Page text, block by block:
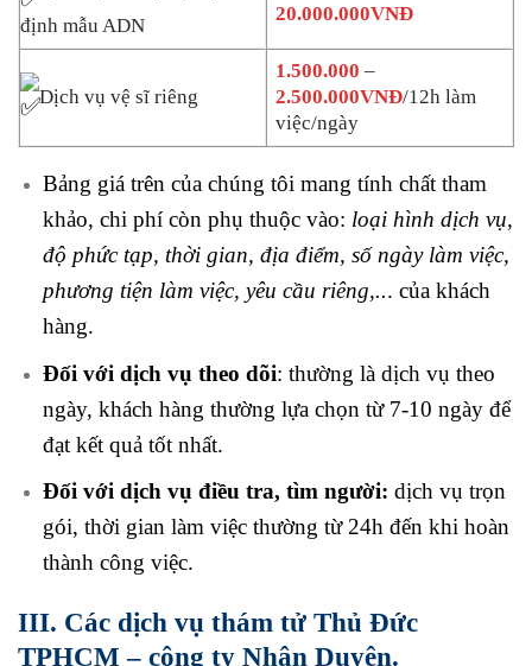
định mẫu ADN
20.000.000VNĐ
Dịch vụ vệ sĩ riêng
1.500.000 –
2.500.000VNĐ/12h làm
việc/ngày
Bảng giá trên của chúng tôi mang tính chất tham
khảo, chi phí còn phụ thuộc vào: loại hình dịch vụ,
độ phức tạp, thời gian, địa điểm, số ngày làm việc,
phương tiện làm việc, yêu cầu riêng,... của khách
hàng.
Đối với dịch vụ theo dõi: thường là dịch vụ theo
ngày, khách hàng thường lựa chọn từ 7-10 ngày để
đạt kết quả tốt nhất.
Đối với dịch vụ điều tra, tìm người: dịch vụ trọn
gói, thời gian làm việc thường từ 24h đến khi hoàn
thành công việc.
III. Các dịch vụ thám tử Thủ Đức
TPHCM – công ty Nhân Duyên.